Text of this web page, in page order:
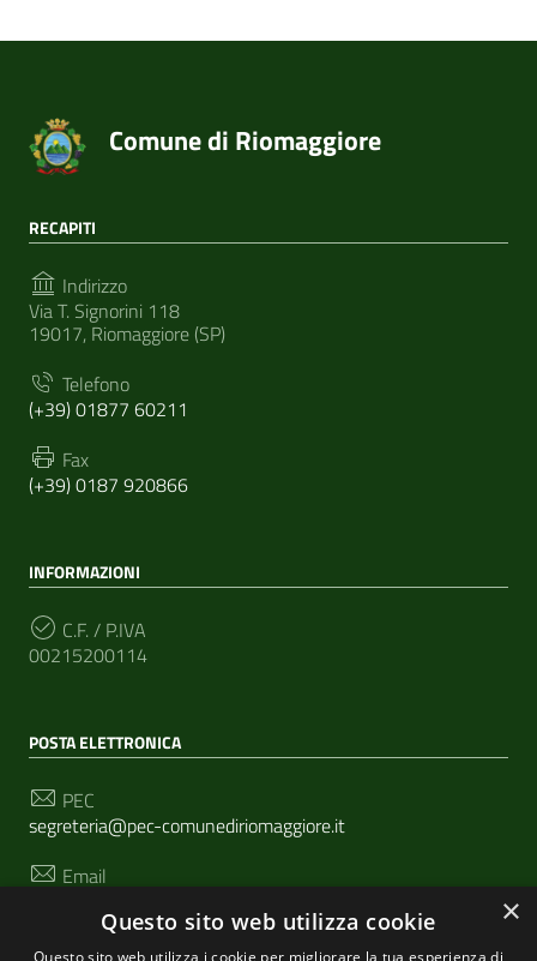
Comune di Riomaggiore
RECAPITI
Indirizzo
Via T. Signorini 118
19017, Riomaggiore (SP)
Telefono
(+39) 01877 60211
Fax
(+39) 0187 920866
INFORMAZIONI
C.F. / P.IVA
00215200114
POSTA ELETTRONICA
PEC
segreteria@pec-comunediriomaggiore.it
Email
×
Questo sito web utilizza cookie
Questo sito web utilizza i cookie per migliorare la tua esperienza di